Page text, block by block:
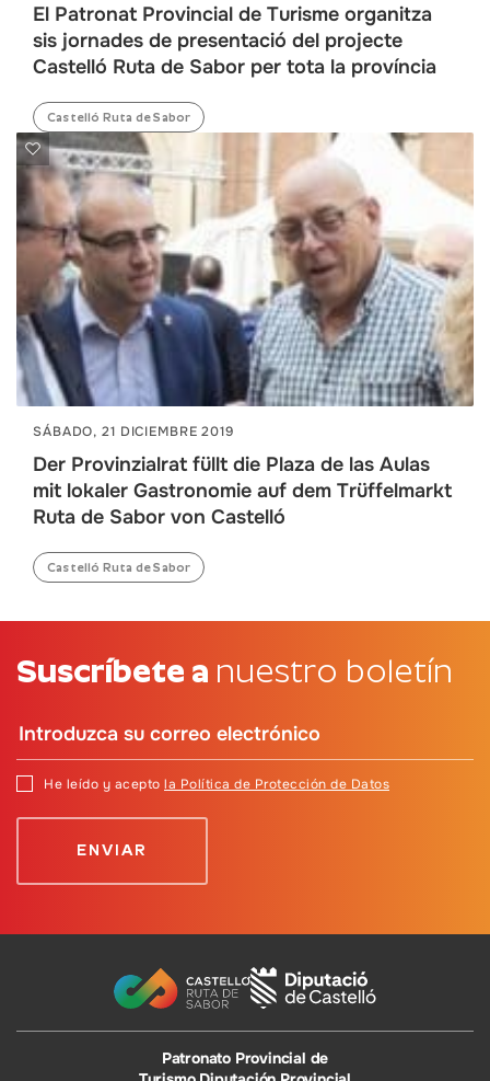
El Patronat Provincial de Turisme organitza
sis jornades de presentació del projecte
Castelló Ruta de Sabor per tota la província
Castelló Ruta de Sabor
SÁBADO, 21 DICIEMBRE 2019
Der Provinzialrat füllt die Plaza de las Aulas
mit lokaler Gastronomie auf dem Trüffelmarkt
Ruta de Sabor von Castelló
Castelló Ruta de Sabor
Suscríbete a nuestro boletín
He leído y acepto la Política de Protección de Datos
Patronato Provincial de